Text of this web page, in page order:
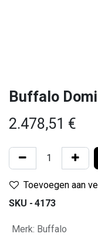
Buffalo
2.478,51 €
Toevoegen aan
SKU - 4173
Merk: Buffalo